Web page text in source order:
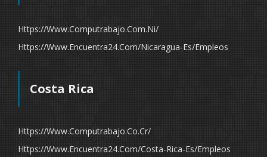
Https://www.computrabajo.com.ni/
Https://www.encuentra24.com/nicaragua-Es/empleos
Costa Rica
Https://www.computrabajo.co.cr/
Https://www.encuentra24.com/costa-Rica-Es/empleos